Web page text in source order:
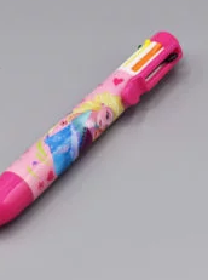
era: